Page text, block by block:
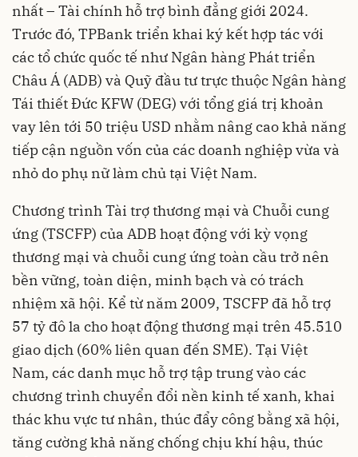
nhất – Tài chính hỗ trợ bình đẳng giới 2024.
Trước đó, TPBank triển khai ký kết hợp tác với
các tổ chức quốc tế như Ngân hàng Phát triển
Châu Á (ADB) và Quỹ đầu tư trực thuộc Ngân hàng
Tái thiết Đức KFW (DEG) với tổng giá trị khoản
vay lên tới 50 triệu USD nhằm nâng cao khả năng
tiếp cận nguồn vốn của các doanh nghiệp vừa và
nhỏ do phụ nữ làm chủ tại Việt Nam.
Chương trình Tài trợ thương mại và Chuỗi cung
ứng (TSCFP) của ADB hoạt động với kỳ vọng
thương mại và chuỗi cung ứng toàn cầu trở nên
bền vững, toàn diện, minh bạch và có trách
nhiệm xã hội. Kể từ năm 2009, TSCFP đã hỗ trợ
57 tỷ đô la cho hoạt động thương mại trên 45.510
giao dịch (60% liên quan đến SME). Tại Việt
Nam, các danh mục hỗ trợ tập trung vào các
chương trình chuyển đổi nền kinh tế xanh, khai
thác khu vực tư nhân, thúc đẩy công bằng xã hội,
tăng cường khả năng chống chịu khí hậu, thúc